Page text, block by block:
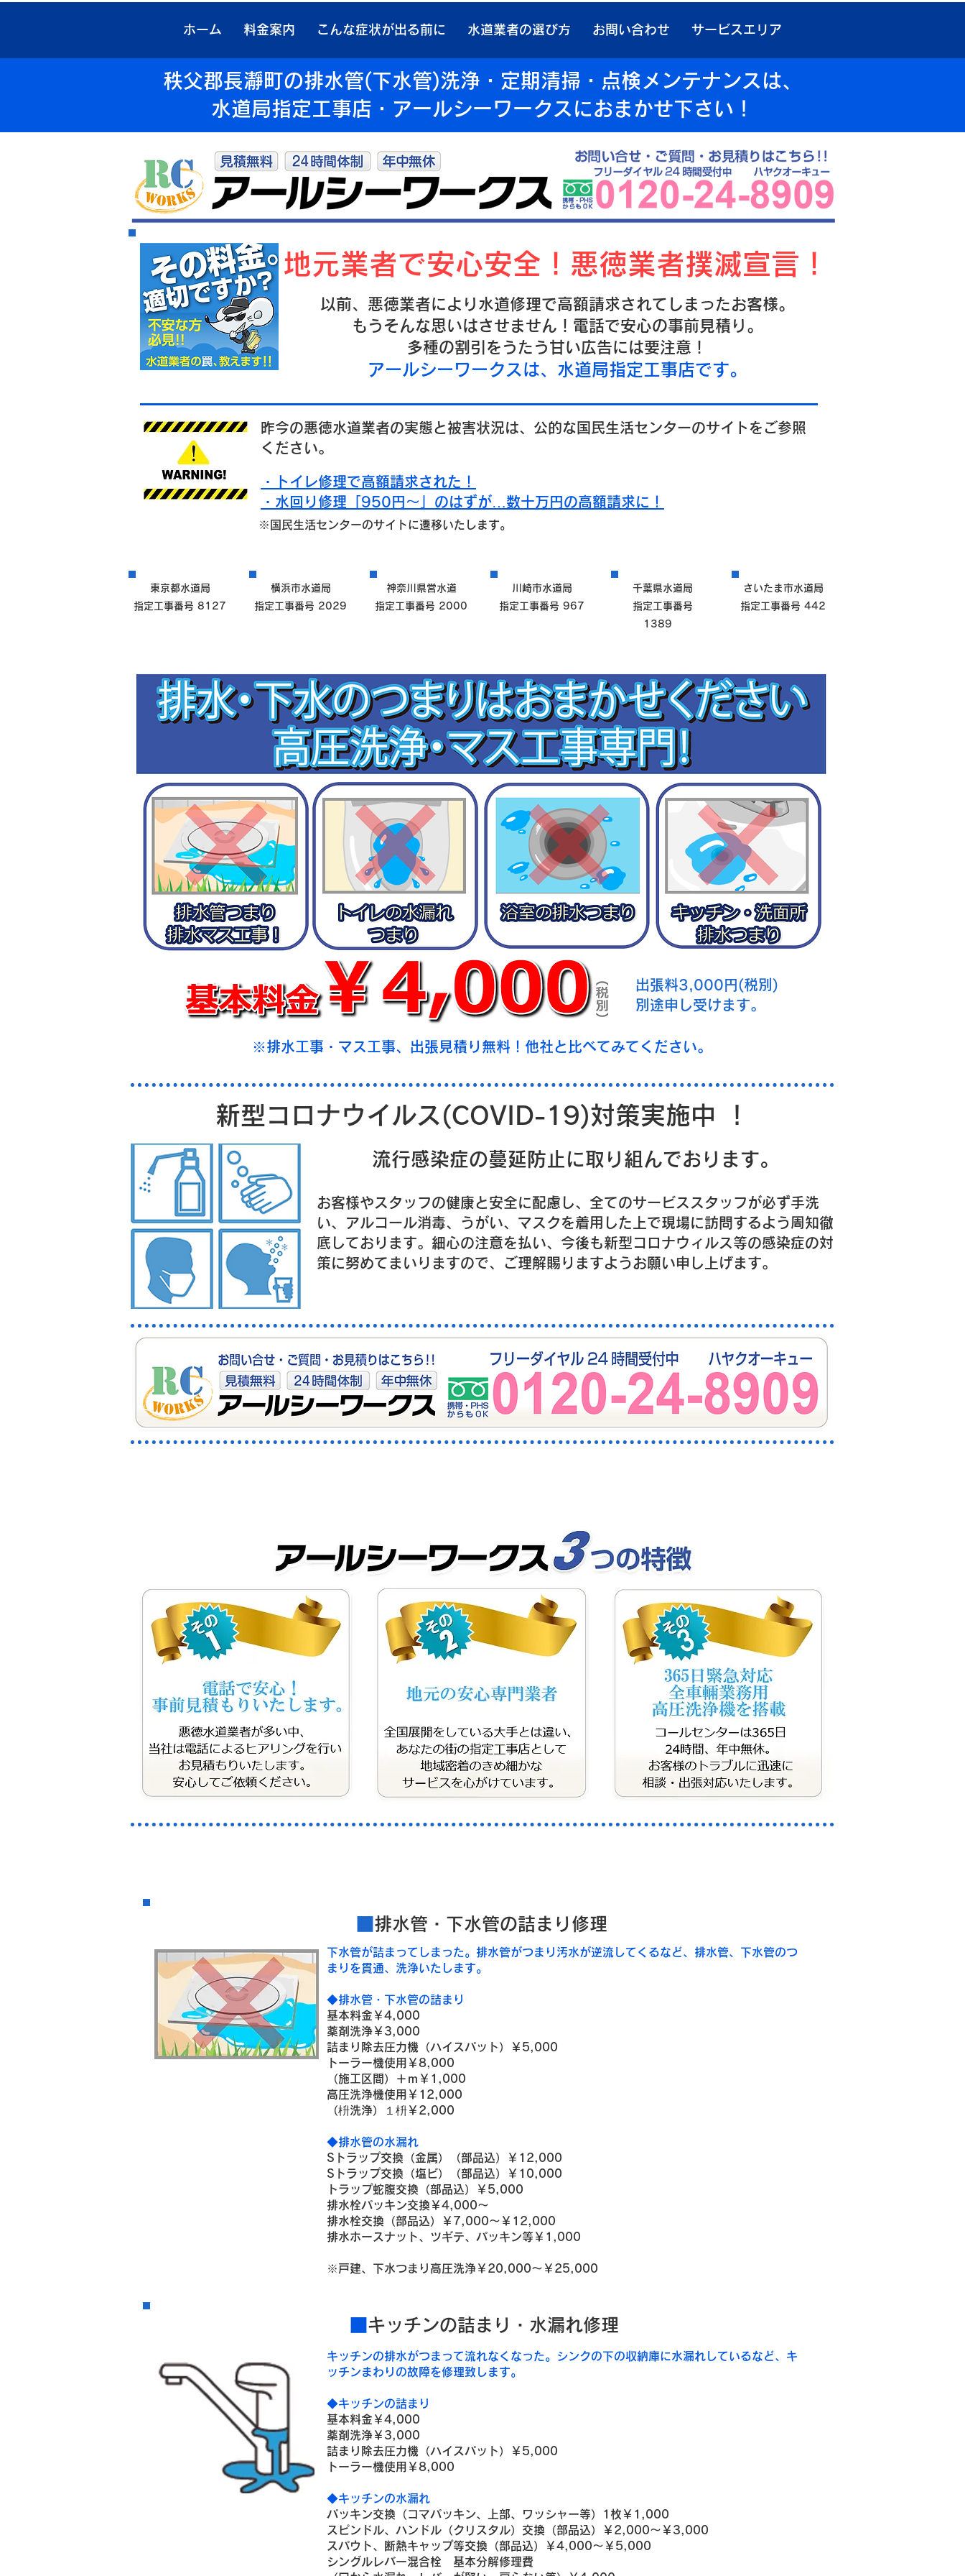
ホーム 料金案内 こんな症状が出る前に 水道業者の選び方 お問い合わせ サービスエリア
秩父郡長瀞町の排水管(下水管)洗浄・定期清掃・点検メンテナンスは、
水道局指定工事店・アールシーワークスにおまかせ下さい！
​地元業者で安心安全！悪徳業者撲滅宣言！
以前、悪徳業者により水道修理で高額請求されてしまったお客様。
もうそんな思いはさせません！電話で安心の事前見積り。
多種の割引をうたう甘い広告には要注意！
​アールシーワークスは、水道局指定工事店です。
昨今の悪徳水道業者の実態と被害状況は、公的な国民生活センターのサイトをご参照
ください。
・トイレ修理で高額請求された！
・水回り修理「950円～」のはずが…数十万円の高額請求に！
※国民生活センターのサイトに遷移いたします。
東京都水道局
指定工事番号 8127
横浜市水道局
指定工事番号 2029
神奈川県営水道
指定工事番号 2000
川崎市水道局
指定工事番号 967
千葉県水道局
指定工事番号
1389
さいたま市水道局
指定工事番号 442
​出張料3,000円(税別)
別途申し受けます。
※排水工事・マス工事、出張見積り無料！他社と比べてみてください。
新型コロナウイルス(COVID-19)対策実施中 ！
流行感染症の蔓延防止に取り組んでおります。
お客様やスタッフの健康と安全に配慮し、全てのサービススタッフが必ず手洗
い、アルコール消毒、うがい、マスクを着用した上で現場に訪問するよう周知徹
底しております。細心の注意を払い、今後も新型コロナウィルス等の感染症の対
策に努めてまいりますので、ご理解賜りますようお願い申し上げます。
排水管・下水管の詰まり修理
下水管が詰まってしまった。排水管がつまり汚水が逆流してくるなど、排水管、下水管のつ
まりを貫通、洗浄いたします。
◆排水管・下水管の詰まり
基本料金￥4,000
薬剤洗浄￥3,000
詰まり除去圧力機（ハイスパット）￥5,000
トーラー機使用￥8,000
（施工区間）＋ｍ￥1,000
高圧洗浄機使用￥12,000
（枡洗浄）１枡￥2,000
◆排水管の水漏れ
Sトラップ交換（金属）（部品込）￥12,000
Sトラップ交換（塩ビ）（部品込）￥10,000
トラップ蛇腹交換（部品込）￥5,000
排水栓パッキン交換￥4,000～
排水栓交換（部品込）￥7,000～￥12,000
排水ホースナット、ツギテ、パッキン等￥1,000
※戸建、下水つまり高圧洗浄￥20,000～￥25,000
キッチンの詰まり・水漏れ修理
キッチンの排水がつまって流れなくなった。シンクの下の収納庫に水漏れしているなど、キ
ッチンまわりの故障を修理致します。
◆キッチンの詰まり
基本料金￥4,000
薬剤洗浄￥3,000
詰まり除去圧力機（ハイスパット）￥5,000
トーラー機使用￥8,000
◆キッチンの水漏れ
パッキン交換（コマパッキン、上部、ワッシャー等）1枚￥1,000
スピンドル、ハンドル（クリスタル）交換（部品込）￥2,000～￥3,000
スパウト、断熱キャップ等交換（部品込）￥4,000～￥5,000
シングルレバー混合栓 基本分解修理費